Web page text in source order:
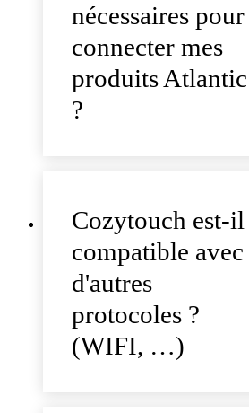
nécessaires pour
connecter mes
produits Atlantic
?
Cozytouch est-il
compatible avec
d'autres
protocoles ?
(WIFI, …)